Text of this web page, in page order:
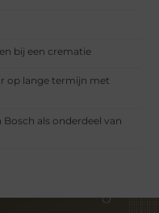
bij een crematie
op lange termijn met
als onderdeel van